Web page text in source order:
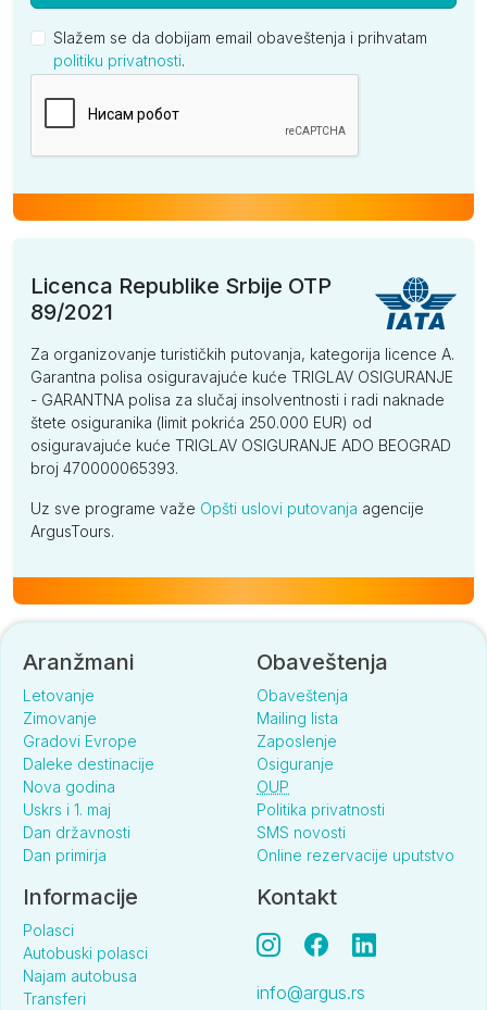
Slažem se da dobijam email obaveštenja i prihvatam
politiku privatnosti.
Licenca Republike Srbije OTP
89/2021
Za organizovanje turističkih putovanja, kategorija licence A.
Garantna polisa osiguravajuće kuće TRIGLAV OSIGURANJE
- GARANTNA polisa za slučaj insolventnosti i radi naknade
štete osiguranika (limit pokrića 250.000 EUR) od
osiguravajuće kuće TRIGLAV OSIGURANJE ADO BEOGRAD
broj 470000065393.
Uz sve programe važe Opšti uslovi putovanja agencije
ArgusTours.
Aranžmani
Letovanje
Zimovanje
Gradovi Evrope
Daleke destinacije
Nova godina
Uskrs i 1. maj
Dan državnosti
Dan primirja
Obaveštenja
Obaveštenja
Mailing lista
Zaposlenje
Osiguranje
OUP
Politika privatnosti
SMS novosti
Online rezervacije uputstvo
Informacije
Polasci
Autobuski polasci
Najam autobusa
Transferi
Kontakt
info@argus.rs